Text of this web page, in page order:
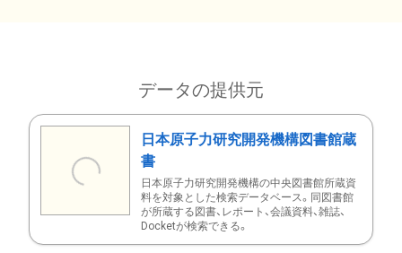
データの提供元
日本原子力研究開発機構図書館蔵
書
日本原子力研究開発機構の中央図書館所蔵資
料を対象とした検索データベース。同図書館
が所蔵する図書、レポート、会議資料、雑誌、
Docketが検索できる。